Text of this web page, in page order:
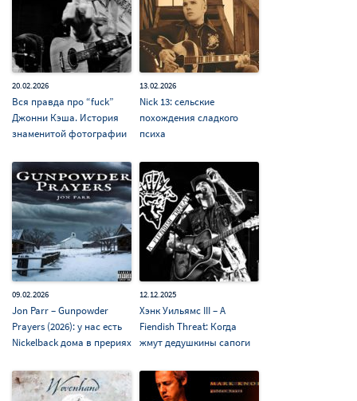
20.02.2026
Вся правда про “fuck”
Джонни Кэша. История
знаменитой фотографии
13.02.2026
Nick 13: сельские
похождения сладкого
психа
09.02.2026
Jon Parr – Gunpowder
Prayers (2026): у нас есть
Nickelback дома в прериях
12.12.2025
Хэнк Уильямс III – A
Fiendish Threat: Когда
жмут дедушкины сапоги